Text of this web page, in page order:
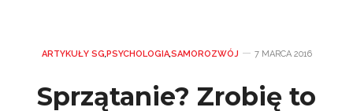
ARTYKUŁY SG,PSYCHOLOGIA,SAMOROZWÓJ 7 MARCA 2016
Sprzątanie? Zrobię to